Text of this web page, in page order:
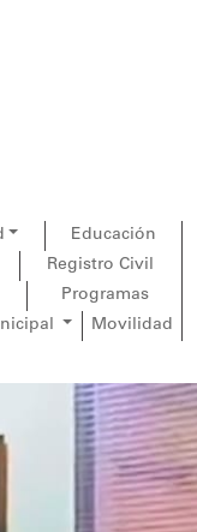
Educación
Registro Civil
Programas
Movilidad